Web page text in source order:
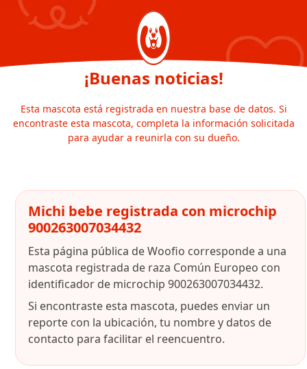
¡Buenas noticias!
Esta mascota está registrada en nuestra base de datos. Si
encontraste esta mascota, completa la información solicitada
para ayudar a reunirla con su dueño.
Michi bebe registrada con microchip
900263007034432
Esta página pública de Woofio corresponde a una
mascota registrada de raza Común Europeo con
identificador de microchip 900263007034432.
Si encontraste esta mascota, puedes enviar un
reporte con la ubicación, tu nombre y datos de
contacto para facilitar el reencuentro.